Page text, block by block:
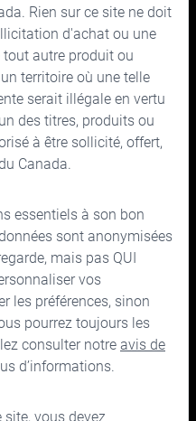
Cymbria
Rien sur ce site ne doit
d'achat ou une
autre produit ou
territoire où une telle
serait illégale en vertu
des titres, produits ou
à être sollicité, offert,
Canada.
essentiels à son bon
sont anonymisées
mais pas QUI
vos
les préférences, sinon
pourrez toujours les
consulter notreavis de
d’informations.
vous devez